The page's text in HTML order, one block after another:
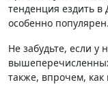
тенденция ездить
особенно популярен.
Не забудьте, если у
также, впрочем,